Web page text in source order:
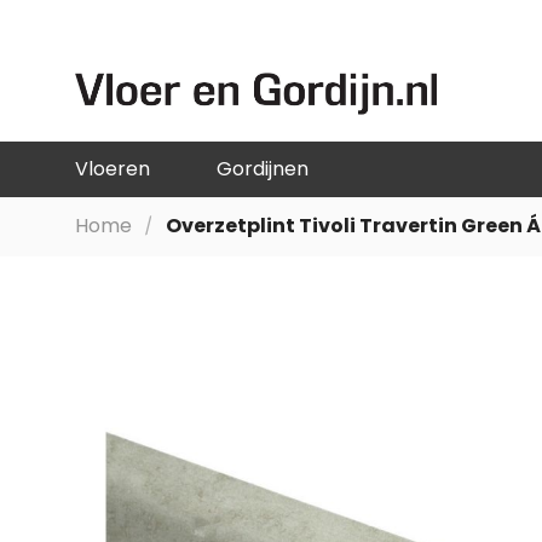
DE
INHOUD
Vloeren Gordijnen
Home Overzetplint Tivoli Travertin Green
afbeeldingen-
gallerij